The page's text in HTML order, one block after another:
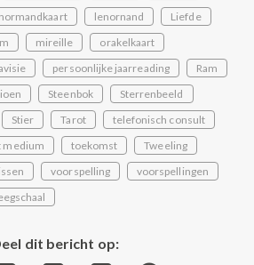
lenornand
Liefde
mireille
orakelkaart
persoonlijke jaarreading
Ram
Steenbok
Sterrenbeeld
Stier Tarot
telefonisch consult
medium
toekomst
Tweeling
voorspelling
voorspellingen
dit bericht op: